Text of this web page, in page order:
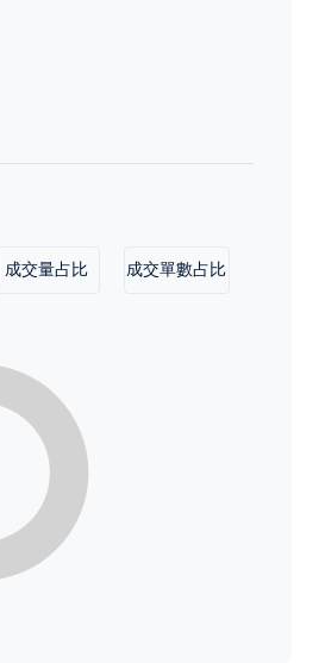
成交量占比 成交單數占比